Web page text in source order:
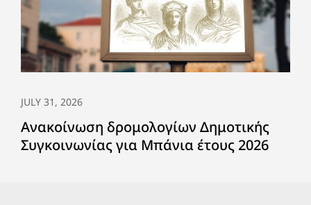
JULY 31, 2026
Ανακοίνωση δρομολογίων Δημοτικής
Συγκοινωνίας για Μπάνια έτους 2026